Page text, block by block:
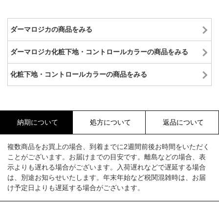
ダーマロジカの商品をみる
ダーマロジカ化粧下地・コントロールカラーの商品をみる
化粧下地・コントロールカラーの商品をみる
納期について 処方について 返品について
複数商品をお買上の場合、到着までに2週間前後お時間をいただく
ことがございます。お届けまでの目安です。離島などの場合、表
示よりも遅れる場合がございます。入荷遅れなどで遅延する場合
は、別途お知らせいたします。年末年始など税関混雑時は、お届
け予定日よりも遅延する場合がございます。